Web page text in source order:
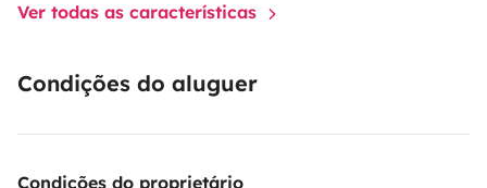
• Permis B suffisant
• Lit central confortable à l’arrière
Ver todas as características
Condições do aluguer
Condições do proprietário